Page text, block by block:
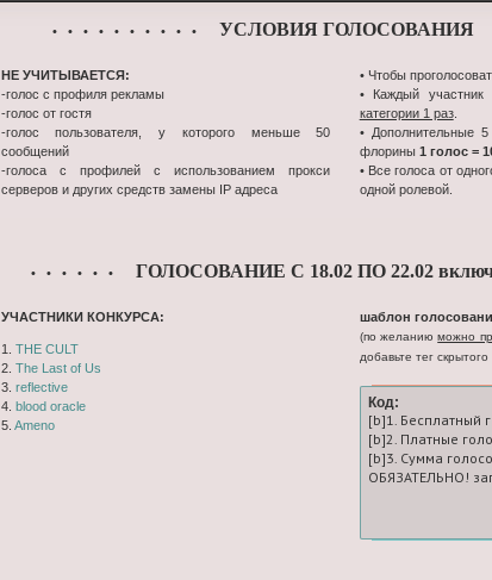
• • • • • • • • • • УСЛОВИЯ ГОЛОСОВАНИЯ
НЕ УЧИТЫВАЕТСЯ:
-голос с профиля рекламы
-голос от гостя
-голос пользователя, у которого меньше 50
сообщений
-голоса с профилей с использованием прокси
серверов и других средств замены IP адреса
• Чтобы
• Каждый участник
категории 1 раз.
• Дополнительные
флорины 1 голос =
• Все голоса от
одной ролевой.
• • • • • •
ГОЛОСОВАНИЕ С 18.02 ПО 22.02
УЧАСТНИКИ КОНКУРСА:
1. THE CULT
2. The Last of Us
3. reflective
4. blood oracle
5. Ameno
шаблон
(по желаниюможно
добавьте тег скрытого
Код:
[b]1. Бесплатный
[b]2. Платные
[b]3. Сумма
ОБЯЗАТЕЛЬНО!